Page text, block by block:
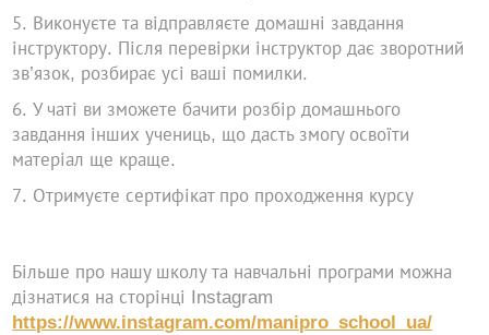
Виконуєте та відправляєте домашні завдання
інструктору. Після перевірки інструктор дає зворотний
зв’язок, розбирає усі ваші помилки.
У чаті ви зможете бачити розбір домашнього
завдання інших учениць, що дасть змогу освоїти
матеріал ще краще.
Отримуєте сертифікат про проходження курсу
Більше про нашу школу та навчальні програми можна
дізнатися на сторінці Instagram
https://www.instagram.com/manipro_school_ua/